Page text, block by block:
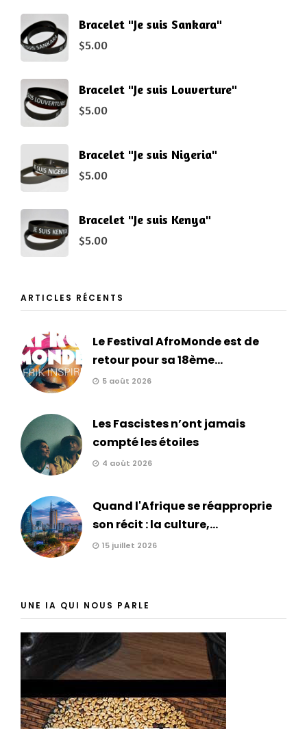
Bracelet "Je suis Sankara"
$5.00
Bracelet "Je suis Louverture"
$5.00
Bracelet "Je suis Nigeria"
$5.00
Bracelet "Je suis Kenya"
$5.00
ARTICLES RÉCENTS
Le Festival AfroMonde est de
retour pour sa 18ème...
5 août 2026
Les Fascistes n’ont jamais
compté les étoiles
4 août 2026
Quand l'Afrique se réapproprie
son récit : la culture,...
15 juillet 2026
UNE IA QUI NOUS PARLE